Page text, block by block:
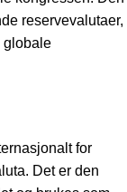
reservevalutaer,
globale
for
Det er den